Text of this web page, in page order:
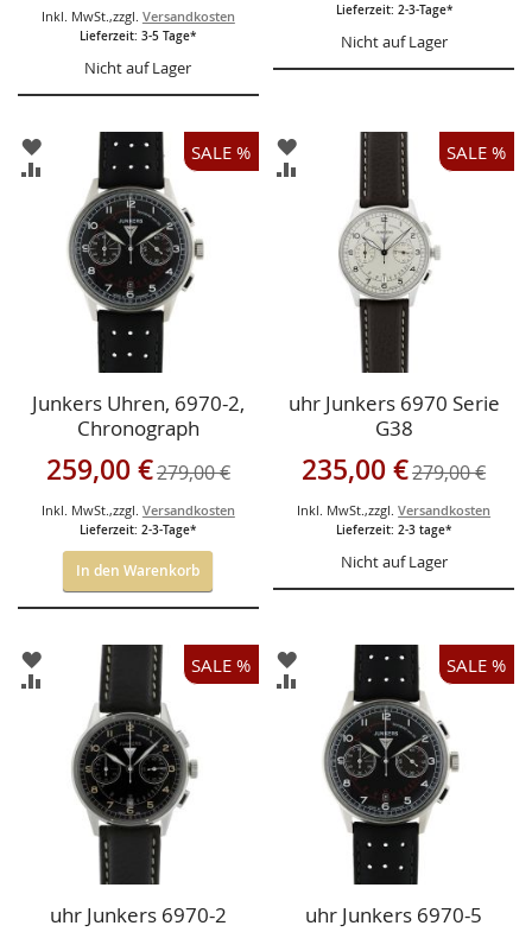
Inkl. MwSt. ,zzgl. Versandkosten
Lieferzeit: 3-5 Tage*
Nicht auf Lager
Lieferzeit: 2-3-Tage*
Nicht auf Lager
ZUR
WUNSCHLISTE
HINZUFÜGEN
ZUR
VERGLEICHSLISTE
HINZUFÜGEN
SALE %
Junkers Uhren, 6970-2,
Chronograph
Sonderangebot
259,00 €279,00 €
Inkl. MwSt. ,zzgl. Versandkosten
Lieferzeit: 2-3-Tage*
In den Warenkorb
ZUR
WUNSCHLISTE
HINZUFÜGEN
ZUR
VERGLEICHSLISTE
HINZUFÜGEN
SALE %
uhr Junkers 6970 Serie
G38
Sonderangebot
235,00 €279,00 €
Inkl. MwSt.,zzgl.Versandkosten
Lieferzeit: 2-3 tage*
Nicht auf Lager
ZUR
WUNSCHLISTE
HINZUFÜGEN
ZUR
VERGLEICHSLISTE
HINZUFÜGEN
SALE %
uhr Junkers 6970-2
ZUR
WUNSCHLISTE
HINZUFÜGEN
ZUR
VERGLEICHSLISTE
HINZUFÜGEN
SALE %
uhr Junkers 6970-5